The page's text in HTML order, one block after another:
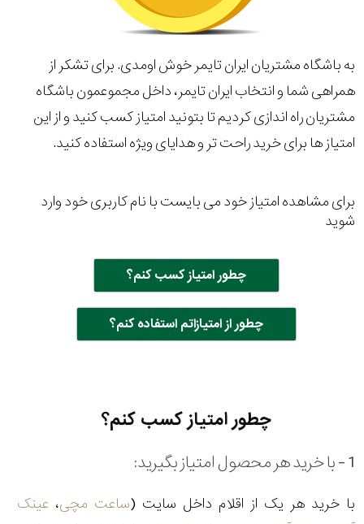
به باشگاه مشتریان ایران تایمر خوش اومدی. برای تشکر از
همراهی شما و انتخاب ایران تایمر، داخل مجموعمون باشگاه
مشتریان راه اندازی کردیم تا بتونید امتیاز کسب کنید و از این
امتیاز ها برای خرید راحت تر و هدایای ویژه استفاده کنید.
برای مشاهده امتیاز خود می بایست با نام کاربری خود وارد
شوید
چطور امتیاز کسب کنم؟
چطور از امتیازاتم استفاده کنم؟
چطور امتیاز کسب کنم؟
1 - با خرید هر محصول امتیاز بگیرید:
با خرید هر یک از اقلام داخل سایت (ساعت مچی، عینک